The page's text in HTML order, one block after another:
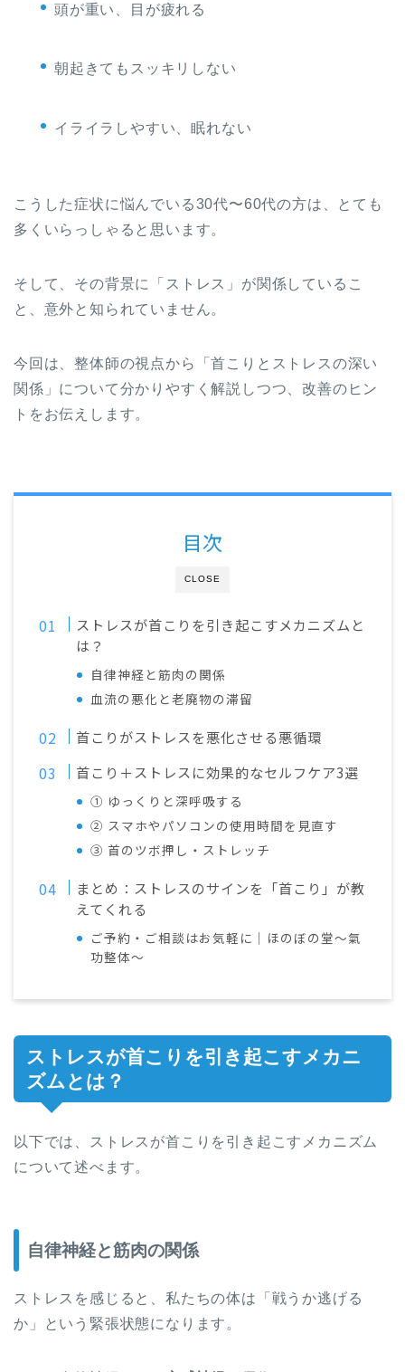
頭が重い、目が疲れる
朝起きてもスッキリしない
イライラしやすい、眠れない
こうした症状に悩んでいる30代〜60代の方は、とても
多くいらっしゃると思います。
そして、その背景に「ストレス」が関係しているこ
と、意外と知られていません。
今回は、整体師の視点から「首こりとストレスの深い
関係」について分かりやすく解説しつつ、改善のヒン
トをお伝えします。
CLOSE
目次
ストレスが首こりを引き起こすメカニズムと
は？
自律神経と筋肉の関係
血流の悪化と老廃物の滞留
首こりがストレスを悪化させる悪循環
首こり＋ストレスに効果的なセルフケア3選
① ゆっくりと深呼吸する
② スマホやパソコンの使用時間を見直す
③ 首のツボ押し・ストレッチ
まとめ：ストレスのサインを「首こり」が教
えてくれる
ご予約・ご相談はお気軽に｜ほのぼの堂～氣
功整体～
ストレスが首こりを引き起こすメカニ
ズムとは？
以下では、ストレスが首こりを引き起こすメカニズム
について述べます。
自律神経と筋肉の関係
ストレスを感じると、私たちの体は「戦うか逃げる
か」という緊張状態になります。